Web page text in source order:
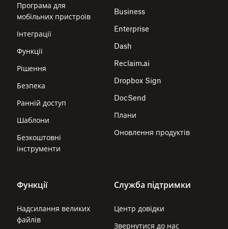
Програма для
мобільних пристроїв
Інтеграції
Функції
Рішення
Безпека
Ранній доступ
Шаблони
Безкоштовні
інструменти
Business
Enterprise
Dash
Reclaim.ai
Dropbox Sign
DocSend
Плани
Оновлення продуктів
Функції
Надсилання великих
файлів
Служба підтримки
Центр довідки
Звернутися до нас